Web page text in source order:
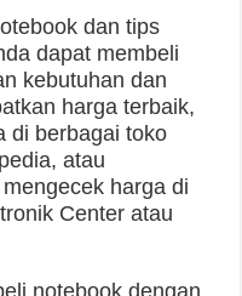
dan tips
dapat membeli
kebutuhan dan
harga terbaik,
di berbagai toko
atau
harga di
Center atau